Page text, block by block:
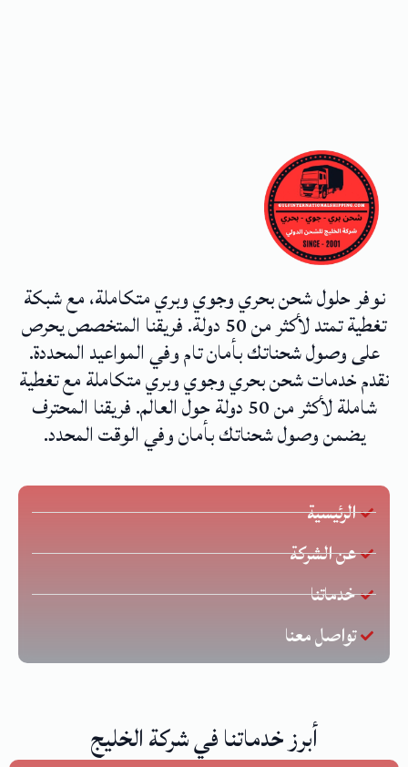
نوفر حلول شحن بحري وجوي وبري متكاملة، مع شبكة
تغطية تمتد لأكثر من 50 دولة. فريقنا المتخصص يحرص
على وصول شحناتك بأمان تام وفي المواعيد المحددة.
نقدم خدمات شحن بحري وجوي وبري متكاملة مع تغطية
شاملة لأكثر من 50 دولة حول العالم. فريقنا المحترف
يضمن وصول شحناتك بأمان وفي الوقت المحدد.
الرئيسية
عن الشركة
خدماتنا
تواصل معنا
أبرز خدماتنا في شركة الخليج